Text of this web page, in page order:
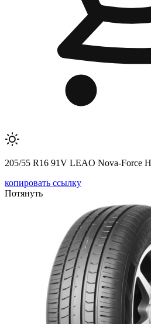
205/55 R16 91V LEAO Nova-Force
копировать ссылку
Потянуть